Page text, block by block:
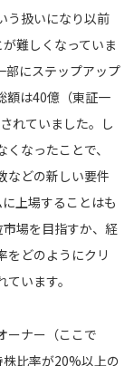
う扱いになり以前
難しくなっていま
部にステップアップ
額は40億（東証一
れていました。し
なったことで、
などの新しい要件
上場することはも
場を目指すか、経
をどのようにクリ
います。
ーナー（ここで
比率が20%以上の